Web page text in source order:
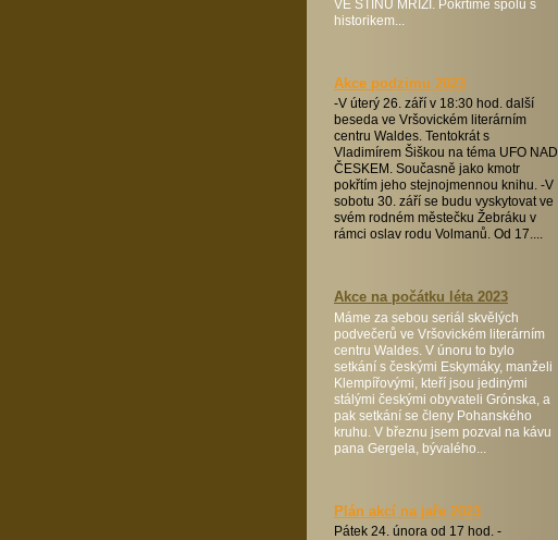
VE STÍNU MŘÍŽÍ. Pokřtíme spolu s
historikem...
Akce podzimu 2023
-V úterý 26. září v 18:30 hod. další
beseda ve Vršovickém literárním
centru Waldes. Tentokrát s
Vladimírem Šiškou na téma UFO NAD
ČESKEM. Současně jako kmotr
pokřtím jeho stejnojmennou knihu. -V
sobotu 30. září se budu vyskytovat ve
svém rodném městečku Žebráku v
rámci oslav rodu Volmanů. Od 17....
Akce na počátku léta 2023
Máme za sebou seriál skvělých
podvečerů ve Vršovickém literárním
centru Waldes. V únoru to bylo
setkání s českými Eskymáky, manželi
Klempířovými, kteří jsou jedinými
stálými českými obyvateli Grónska, a
pak setkání se členy Pohanského
kruhu. V březnu jsem pozval na kávu
pana Gergela, bývalého...
Plán akcí na jaře 2023
Pátek 24. února od 17 hod. -